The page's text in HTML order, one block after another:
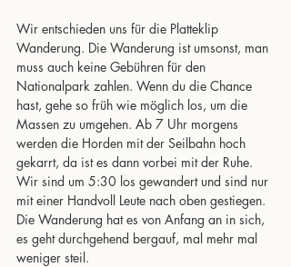
Wir entschieden uns für die Platteklip
Wanderung. Die Wanderung ist umsonst, man
muss auch keine Gebühren für den
Nationalpark zahlen. Wenn du die Chance
hast, gehe so früh wie möglich los, um die
Massen zu umgehen. Ab 7 Uhr morgens
werden die Horden mit der Seilbahn hoch
gekarrt, da ist es dann vorbei mit der Ruhe.
Wir sind um 5:30 los gewandert und sind nur
mit einer Handvoll Leute nach oben gestiegen.
Die Wanderung hat es von Anfang an in sich,
es geht durchgehend bergauf, mal mehr mal
weniger steil.